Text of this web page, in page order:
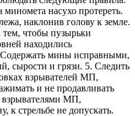
миномета насухо протереть.
наклонив голову к земле.
тем, чтобы пузырьки
находились
Содержать мины исправными,
сырости и грязи. 5. Следить
взрывателей МП,
и не продавливать
МП,
стрельбе не допускать.